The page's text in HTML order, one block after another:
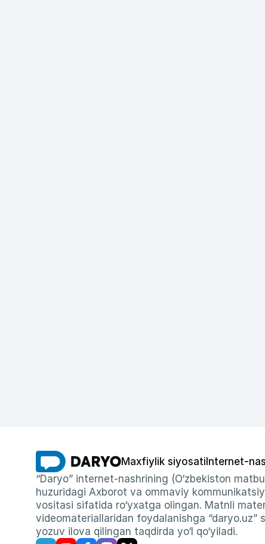
Maxfiylik siyosati Internet-
“Daryo” internet-nashrining (O‘zbekiston
huzuridagi Axborot va ommaviy
vositasi sifatida ro‘yxatga olingan. Matnli
videomateriallaridan foydalanishga
yozuv ilova qilingan taqdirda yo‘l qo‘yiladi.